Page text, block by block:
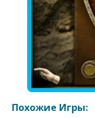
Похожие Игры: